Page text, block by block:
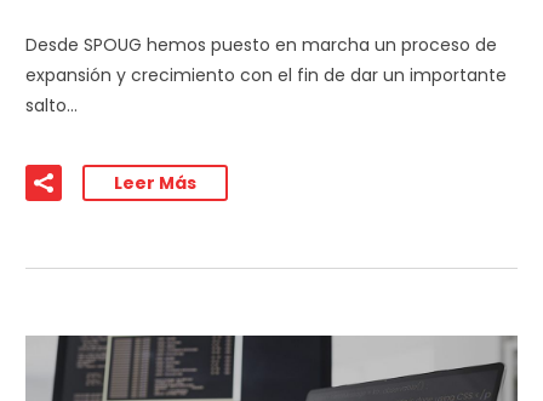
Desde SPOUG hemos puesto en marcha un proceso de
expansión y crecimiento con el fin de dar un importante
salto…
Leer Más